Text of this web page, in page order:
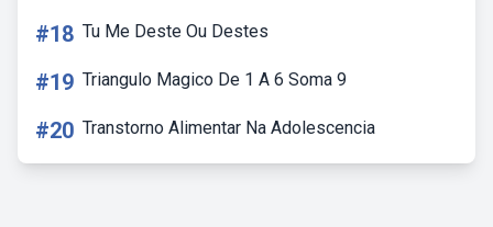
#18 Tu Me Deste Ou Destes
#19 Triangulo Magico De 1 A 6 Soma 9
#20 Transtorno Alimentar Na Adolescencia